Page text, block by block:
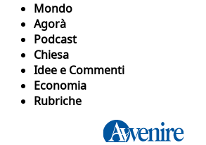
Mondo
Agorà
Podcast
Chiesa
Idee e Commenti
Economia
Rubriche